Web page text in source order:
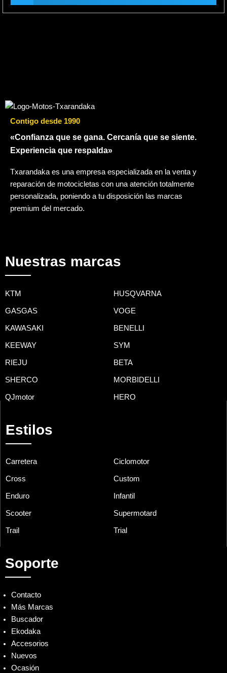
Contigo desde 1990
«Confianza que se gana. Cercanía que se siente.
Experiencia que respalda»
Txarandaka es una empresa especializada en la venta y
reparación de motocicletas con una atención totalmente
personalizada, poniendo a tu disposición las marcas
premium del mercado.
Nuestras marcas
KTM HUSQVARNA
GASGAS VOGE
KAWASAKI BENELLI
KEEWAY SYM
RIEJU BETA
SHERCO MORBIDELLI
QJmotor HERO
Estilos
Carretera Ciclomotor
Cross Custom
Enduro Infantil
Scooter Supermotard
Trail Trial
Soporte
Contacto
Más Marcas
Buscador
Ekodaka
Accesorios
Nuevos
Ocasión